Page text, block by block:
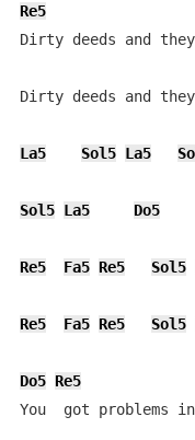
Re5
Dirty deeds and
Dirty deeds and
La5 Sol5 La5
Sol5 La5 Do5
Re5 Fa5 Re5 Sol5
Re5 Fa5 Re5 Sol5
Do5 Re5
You  got problems